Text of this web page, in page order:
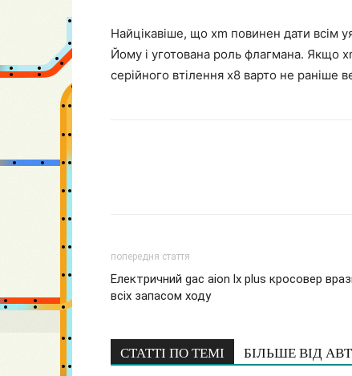
Найцікавіше, що xm повинен дати всім
Йому і уготована роль флагмана. Якщо
серійного втілення x8 варто не раніше
попередня стаття
Електричний gac aion lx plus кросовер
всіх запасом ходу
СТАТТІ ПО ТЕМІ БІЛЬШЕ ВІД